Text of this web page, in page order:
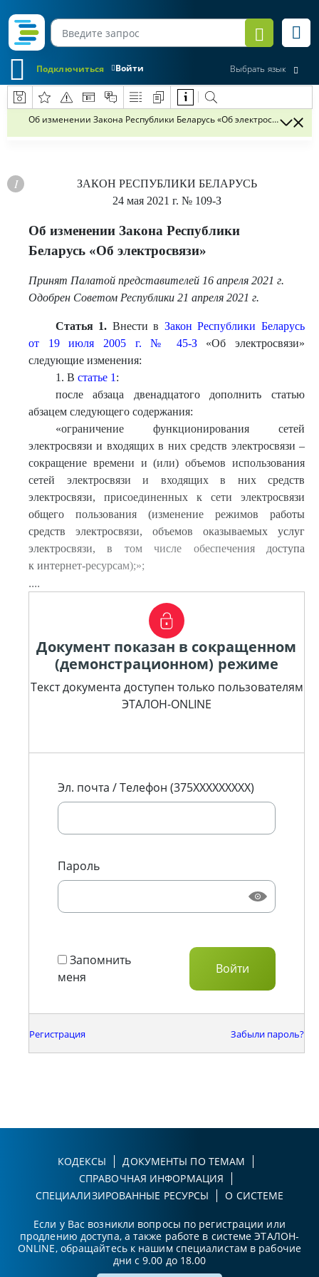
Войти
Подключиться Выбрать язык
Об изменении Закона Республики Беларусь «Об электросвязи»
ЗАКОН РЕСПУБЛИКИ БЕЛАРУСЬ
24 мая 2021 г. № 109-З
Об изменении Закона Республики
Беларусь «Об электросвязи»
Принят Палатой представителей 16 апреля 2021 г.
Одобрен Советом Республики 21 апреля 2021 г.
Статья 1. Внести в Закон Республики Беларусь
от 19 июля 2005 г. № 45-З«Об электросвязи»
следующие изменения:
1. В статье 1 :
после абзаца двенадцатого дополнить статью
абзацем следующего содержания:
«ограничение функционирования сетей
электросвязи и входящих в них средств электросвязи –
сокращение времени и (или) объемов использования
сетей электросвязи и входящих в них средств
электросвязи, присоединенных к сети электросвязи
общего пользования (изменение режимов работы
средств электросвязи, объемов оказываемых услуг
электросвязи, в том числе обеспечения доступа
к интернет-ресурсам);»;
....
Документ показан в сокращенном
(демонстрационном) режиме
Текст документа доступен только пользователям
ЭТАЛОН-ONLINE
Эл. почта / Телефон (375XXXXXXXXX)
Пароль
Запомнить
меня
Регистрация Забыли пароль?
КОДЕКСЫ
ДОКУМЕНТЫ ПО ТЕМАМ
СПРАВОЧНАЯ ИНФОРМАЦИЯ
СПЕЦИАЛИЗИРОВАННЫЕ РЕСУРСЫ
О СИСТЕМЕ
Если у Вас возникли вопросы по регистрации или
продлению доступа, а также работе в системе ЭТАЛОН-
ONLINE, обращайтесь к нашим специалистам в рабочие
дни с 9.00 до 18.00